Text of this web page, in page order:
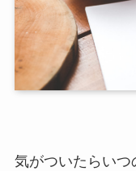
気がついたらい